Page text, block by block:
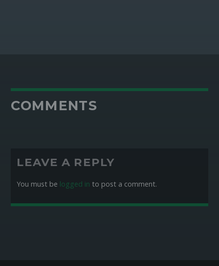
COMMENTS
LEAVE A REPLY
You must be logged in to post a comment.